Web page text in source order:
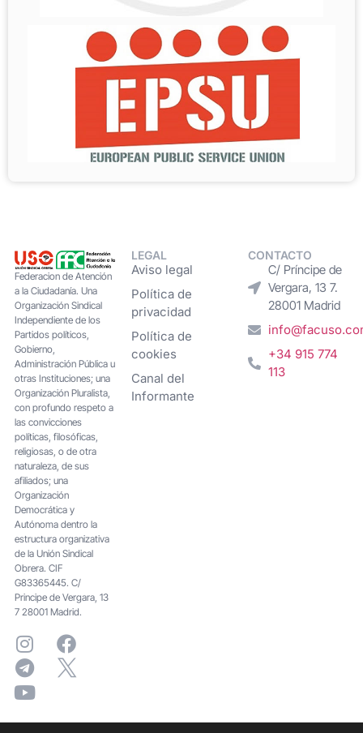
Federacion de Atención
a la Ciudadanía. Una
Organización Sindical
Independiente de los
Partidos políticos,
Gobierno,
Administración Pública u
otras Instituciones; una
Organización Pluralista,
con profundo respeto a
las convicciones
políticas, filosóficas,
religiosas, o de otra
naturaleza, de sus
afiliados; una
Organización
Democrática y
Autónoma dentro la
estructura organizativa
de la Unión Sindical
Obrera. CIF
G83365445. C/
Principe de Vergara, 13
7 28001 Madrid.
LEGAL
Aviso legal
Política de
privacidad
Política de
cookies
Canal del
Informante
CONTACTO
C/ Príncipe de
Vergara, 13 7.
28001 Madrid
+34 915 774
113